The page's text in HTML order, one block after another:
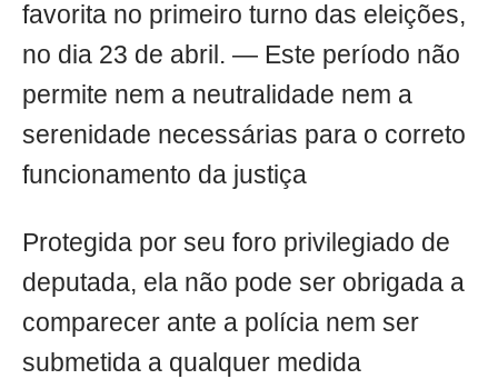
favorita no primeiro turno das eleições,
no dia 23 de abril. — Este período não
permite nem a neutralidade nem a
serenidade necessárias para o correto
funcionamento da justiça
Protegida por seu foro privilegiado de
deputada, ela não pode ser obrigada a
comparecer ante a polícia nem ser
submetida a qualquer medida